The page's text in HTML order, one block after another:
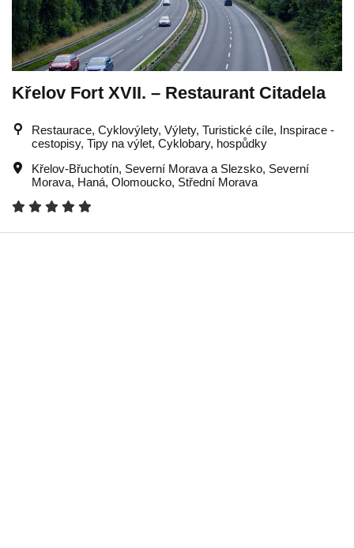
Křelov Fort XVII. – Restaurant Citadela
Restaurace, Cyklovýlety, Výlety, Turistické cíle, Inspirace -
cestopisy, Tipy na výlet, Cyklobary, hospůdky
Křelov-Břuchotín, Severní Morava a Slezsko, Severní
Morava, Haná, Olomoucko, Střední Morava